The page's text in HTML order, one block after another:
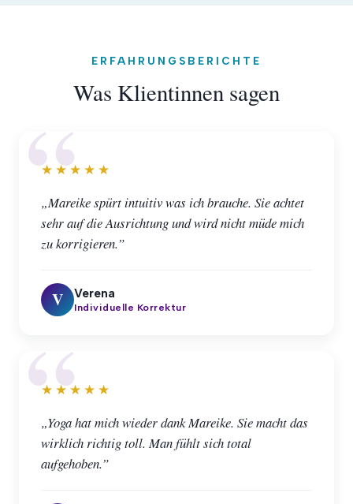
ERFAHRUNGSBERICHTE
Was Klientinnen sagen
★★★★★
„Mareike spürt intuitiv was ich brauche. Sie achtet
sehr auf die Ausrichtung und wird nicht müde mich
zu korrigieren.”
V Verena
Individuelle Korrektur
★★★★★
„Yoga hat mich wieder dank Mareike. Sie macht das
wirklich richtig toll. Man fühlt sich total
aufgehoben.”